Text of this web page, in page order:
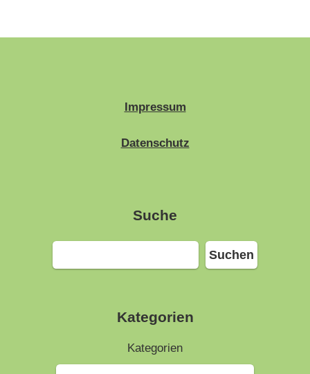
Impressum
Datenschutz
Suche
Suchen
Suchen
Kategorien
Kategorien